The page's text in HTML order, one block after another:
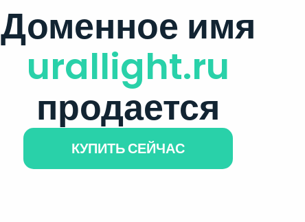
Доменное имя
urallight.ru
продается
КУПИТЬ СЕЙЧАС